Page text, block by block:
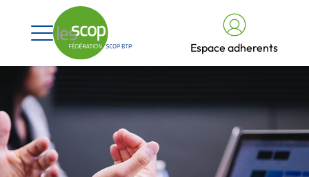
Espace adherents